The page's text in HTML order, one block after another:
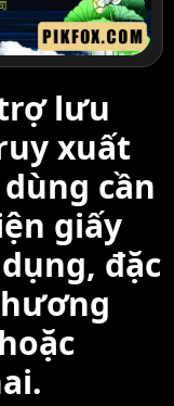
lưu
xuất
cần
giấy
đặc